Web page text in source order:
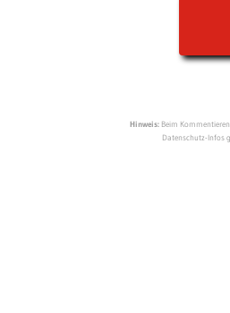
Hinweis:Beim
Datenschutz-Infos